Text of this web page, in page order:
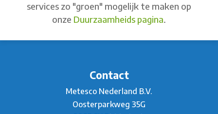
services zo "groen" mogelijk te maken op
onze Duurzaamheids pagina.
Contact
Metesco Nederland B.V.
Oosterparkweg 35G